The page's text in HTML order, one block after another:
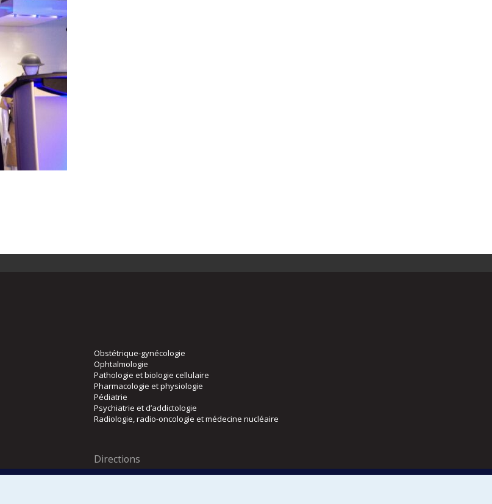
Obstétrique-gynécologie
Ophtalmologie
Pathologie et biologie cellulaire
Pharmacologie et physiologie
Pédiatrie
Psychiatrie et d’addictologie
Radiologie, radio-oncologie et médecine nucléaire
Directions
DPC